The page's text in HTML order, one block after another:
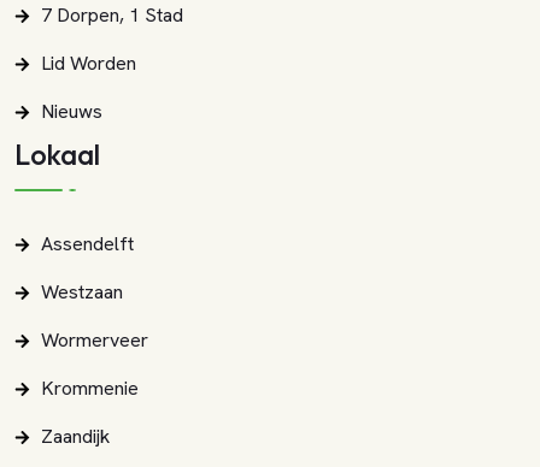
7 Dorpen, 1 Stad
Lid Worden
Nieuws
Lokaal
Assendelft
Westzaan
Wormerveer
Krommenie
Zaandijk